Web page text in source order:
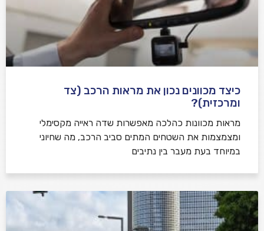
כיצד מכוונים נכון את מראות הרכב (צד
ומרכזית)?
מראות מכוונות כהלכה מאפשרות שדה ראייה מקסימלי
ומצמצמות את השטחים המתים סביב הרכב, מה שחיוני
במיוחד בעת מעבר בין נתיבים